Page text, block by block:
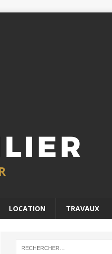
LOCATION TRAVAUX